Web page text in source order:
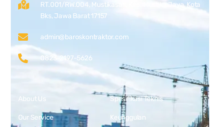
RT.001/RW.004, Mustikasari, Kec. Mustika Jaya, Kota
Bks, Jawa Barat 17157
admin@baroskontraktor.com
0823-2197-5626
About Us
Our Service
Spesifikasi Teknis
Keunggulan